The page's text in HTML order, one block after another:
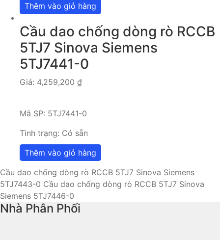
Thêm vào giỏ hàng
Cầu dao chống dòng rò RCCB
5TJ7 Sinova Siemens
5TJ7441-0
Giá: 4,259,200 ₫
Mã SP: 5TJ7441-0
Tình trạng: Có sẵn
Thêm vào giỏ hàng
Cầu dao chống dòng rò RCCB 5TJ7 Sinova Siemens
5TJ7443-0 Cầu dao chống dòng rò RCCB 5TJ7 Sinova
Siemens 5TJ7446-0
Nhà Phân Phối